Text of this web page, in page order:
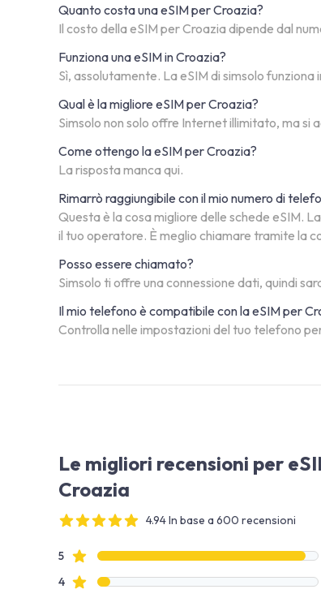
Quanto costa una eSIM per Croazia?
Il costo della eSIM per Croazia dipende dal
Funziona una eSIM in Croazia?
Sì, assolutamente. La eSIM di simsolo
Qual è la migliore eSIM per Croazia?
Simsolo non solo offre Internet illimitato, ma si
Come ottengo la eSIM per Croazia?
La risposta manca qui.
Rimarrò raggiungibile con il mio numero di
Questa è la cosa migliore delle schede eSIM.
il tuo operatore. È meglio chiamare tramite la
Posso essere chiamato?
Simsolo ti offre una connessione dati, quindi
Il mio telefono è compatibile con la eSIM per
Controlla nelle impostazioni del tuo telefono
Le migliori recensioni per
Croazia
4.94 In base a 600 recensioni
Dati recensione
5recensioni con stelle
4recensioni con stelle